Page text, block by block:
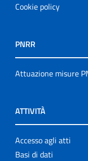
Cookie policy
PNRR
Attuazione misure
ATTIVITÀ
Accesso agli atti
Basi di dati